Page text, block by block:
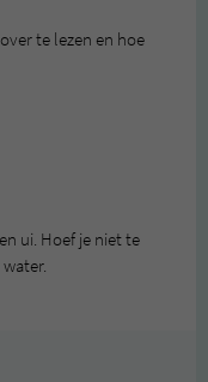
te lezen en hoe
ui. Hoef je niet te